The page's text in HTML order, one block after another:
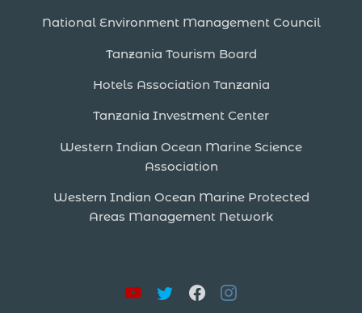
National Environment Management Council
Tanzania Tourism Board
Hotels Association Tanzania
Tanzania Investment Center
Western Indian Ocean Marine Science
Association
Western Indian Ocean Marine Protected
Areas Management Network